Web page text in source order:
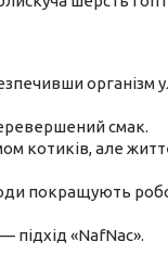
смак.
котиків, але
покращують
підхід «NafNac».